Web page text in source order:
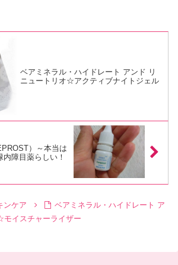
ベアミネラル・ハイドレート アンド リ
ニュートリオ☆アクティブナイトジェル
）～本当は
内障目薬らしい！
ンケア
ベアミネラル・ハイドレート ア
イスチャーライザー